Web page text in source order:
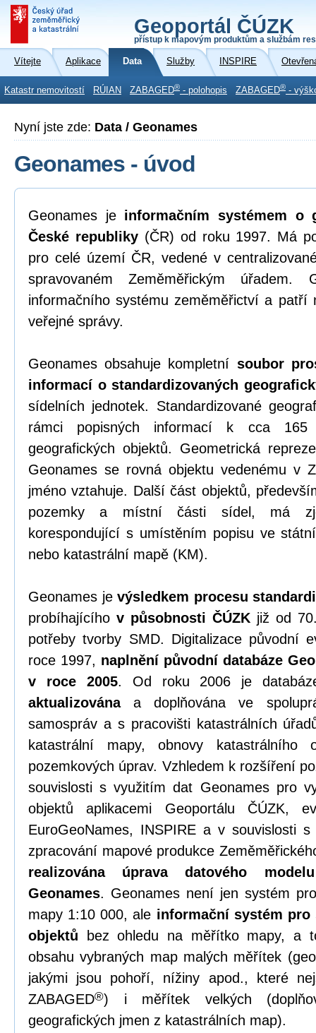
Geoportál ČÚZK
přístup k mapovým produktům a službám
Vítejte Aplikace Data Služby INSPIRE
Katastr nemovitostí RÚIAN ZABAGED® - polohopis ZABAGED® -
Nyní jste zde: Data / Geonames
Geonames - úvod
Geonames je informačním systémem o
České republiky(ČR) od roku 1997. Má
pro celé území ČR, vedené v
spravovaném Zeměměřickým úřadem.
informačního systému zeměměřictví a patří
veřejné správy.
Geonames obsahuje kompletní soubor
informací o standardizovaných
sídelních jednotek. Standardizované
rámci popisných informací k cca 165
geografických objektů. Geometrická
Geonames se rovná objektu vedenému v
jméno vztahuje. Další část objektů,
pozemky a místní části sídel, má
korespondující s umístěním popisu ve
nebo katastrální mapě (KM).
Geonames je výsledkem procesu
probíhajícího v působnosti ČÚZK již od
potřeby tvorby SMD. Digitalizace původní
roce 1997, naplnění původní databáze
v roce 2005. Od roku 2006 je
aktualizovánaa doplňována ve
samospráv a s pracovišti katastrálních
katastrální mapy, obnovy katastrálního
pozemkových úprav. Vzhledem k rozšíření
souvislosti s využitím dat Geonames pro
objektů aplikacemi Geoportálu ČÚZK,
EuroGeoNames, INSPIRE a v souvislosti s
zpracování mapové produkce
realizována úprava datového
Geonames. Geonames není jen systém
mapy 1:10 000, ale informační systém pro
objektů bez ohledu na měřítko mapy, a
obsahu vybraných map malých měřítek
jakými jsou pohoří, nížiny apod., které
ZABAGED®) i měřítek velkých
geografických jmen z katastrálních map).